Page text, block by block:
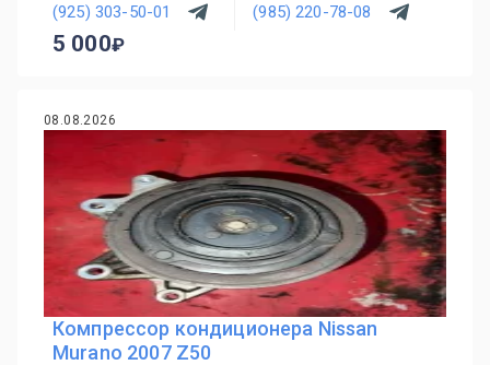
(925) 303-50-01 (985) 220-78-08
5 000
08.08.2026
Компрессор кондиционера Nissan
Murano 2007 Z50